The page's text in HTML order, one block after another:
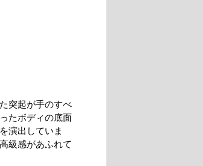
突起が手のすべ
たボディの底面
演出していま
級感があふれて